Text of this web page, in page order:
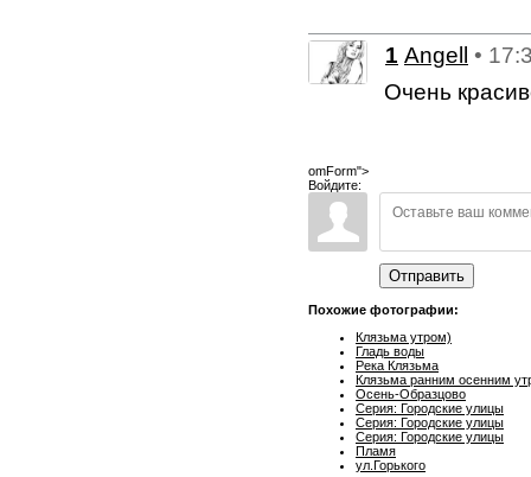
1 Angell •
Очень
omForm">
Войдите:
Отправить
Похожие фотографии:
Клязьма утром)
Гладь воды
Река Клязьма
Клязьма ранним осенним
Осень-Образцово
Серия: Городские улицы
Серия: Городские улицы
Серия: Городские улицы
Пламя
ул.Горького